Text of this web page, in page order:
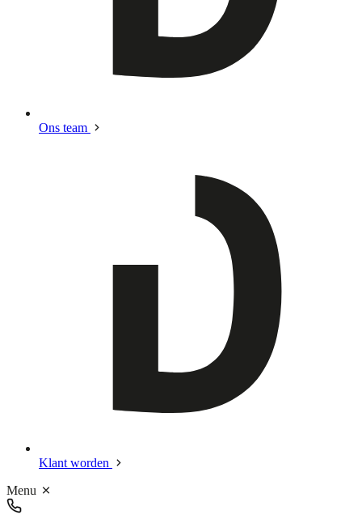
Ons team
Klant worden
Menu